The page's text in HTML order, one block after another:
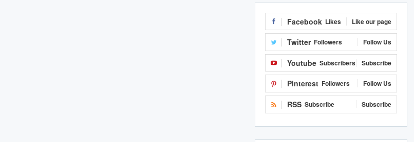
Facebook Likes Like our page
Twitter Followers Follow Us
Youtube Subscribers Subscribe
Pinterest Followers Follow Us
RSS Subscribe Subscribe